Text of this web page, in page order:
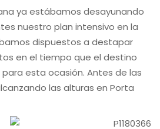
ya estábamos desayunando
nuestro plan intensivo en la
dispuestos a destapar
en el tiempo que el destino
esta ocasión. Antes de las
las alturas en Porta